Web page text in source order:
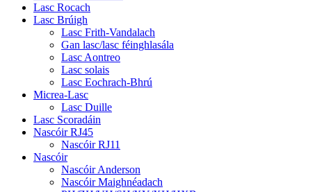
Lasc Rocach
Lasc Brúigh
Lasc Frith-Vandalach
Gan lasc/lasc féinghlasála
Lasc Aontreo
Lasc solais
Lasc Eochrach-Bhrú
Micrea-Lasc
Lasc Duille
Lasc Scoradáin
Nascóir RJ45
Nascóir RJ11
Nascóir
Nascóir Anderson
Nascóir Maighnéadach